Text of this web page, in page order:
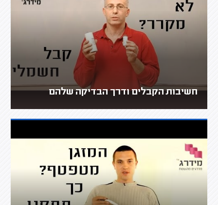
חשיבות הקבלים ודרך הבדיקה שלהם